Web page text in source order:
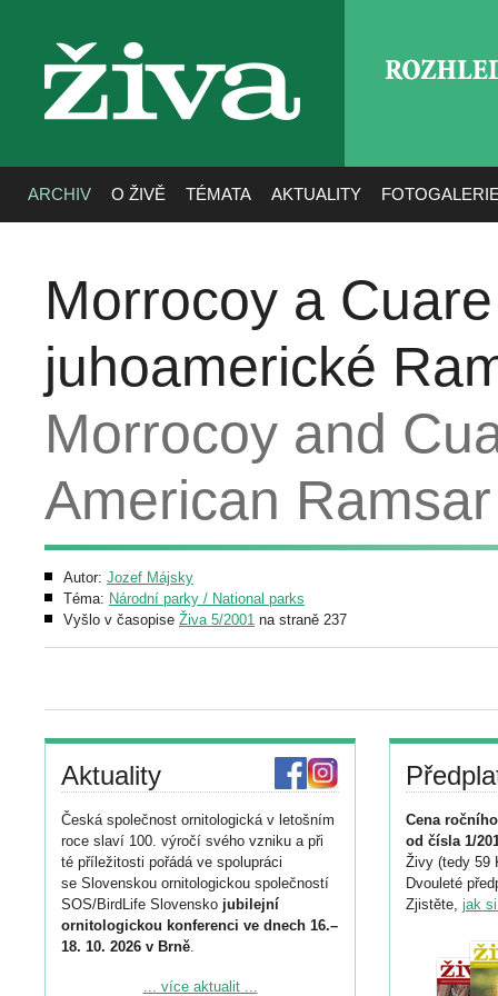
živa
ARCHIV O ŽIVĚ TÉMATA AKTUALITY
Morrocoy a
juhoamerické
Morrocoy and
American
Autor: Jozef Májsky
Téma: Národní parky / National parks
Vyšlo v časopise Živa 5/2001 na straně 237
Aktuality
Česká společnost ornitologická v letošním
roce slaví 100. výročí svého vzniku a při
té příležitosti pořádá ve spolupráci
se Slovenskou ornitologickou společností
SOS/BirdLife Slovensko jubilejní
ornitologickou konferenci ve dnech 16.–
18. 10. 2026 v Brně.
Podrobnější informace ke konferenci
... více aktualit ...
Cena
od čísla 1/
Živy (tedy 59
Dvouleté
Zjistěte, jak